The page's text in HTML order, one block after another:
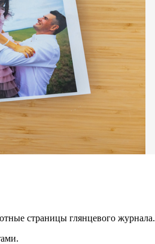
страницы глянцевого журнала.